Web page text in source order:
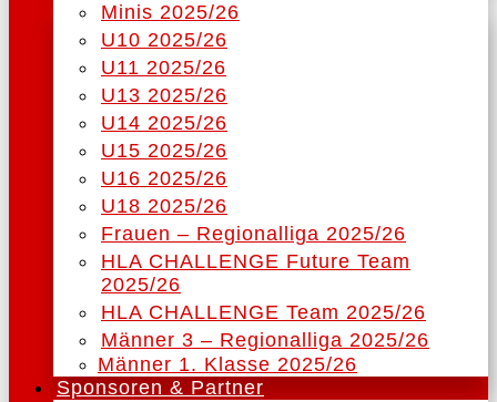
Minis 2025/26
U10 2025/26
U11 2025/26
U13 2025/26
U14 2025/26
U15 2025/26
U16 2025/26
U18 2025/26
Frauen – Regionalliga 2025/26
HLA CHALLENGE Future Team
2025/26
HLA CHALLENGE Team 2025/26
Männer 3 – Regionalliga 2025/26
Männer 1. Klasse 2025/26
Sponsoren & Partner